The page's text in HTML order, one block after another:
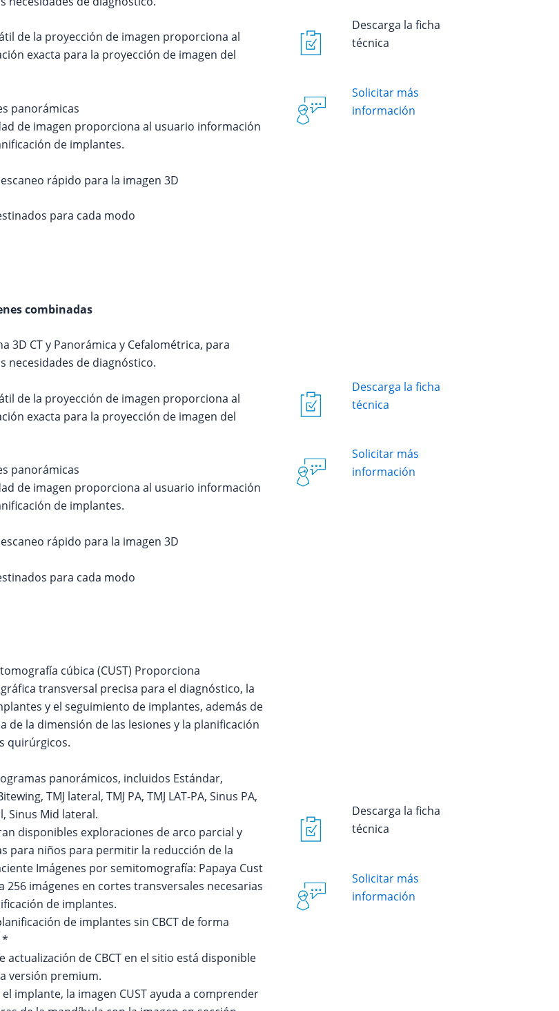
de la proyección de imagen proporciona al
exacta para la proyección de imagen del
panorámicas
de imagen proporciona al usuario información
de implantes.
rápido para la imagen 3D
para cada modo
Descarga la ficha
técnica
Solicitar más
información
combinadas
3D CT y Panorámica y Cefalométrica, para
necesidades de diagnóstico.
de la proyección de imagen proporciona al
exacta para la proyección de imagen del
panorámicas
de imagen proporciona al usuario información
de implantes.
rápido para la imagen 3D
para cada modo
Descarga la ficha
técnica
Solicitar más
información
tomografía cúbica (CUST) Proporciona
transversal precisa para el diagnóstico, la
y el seguimiento de implantes, además de
de la dimensión de las lesiones y la planificación
quirúrgicos.
panorámicos, incluidos Estándar,
TMJ lateral, TMJ PA, TMJ LAT-PA, Sinus PA,
Sinus Mid lateral.
disponibles exploraciones de arco parcial y
para niños para permitir la reducción de la
Imágenes por semitomografía: Papaya Cust
256 imágenes en cortes transversales necesarias
de implantes.
de implantes sin CBCT de forma
*
actualización de CBCT en el sitio está disponible
versión premium.
implante, la imagen CUST ayuda a comprender
Descarga la ficha
técnica
Solicitar más
información